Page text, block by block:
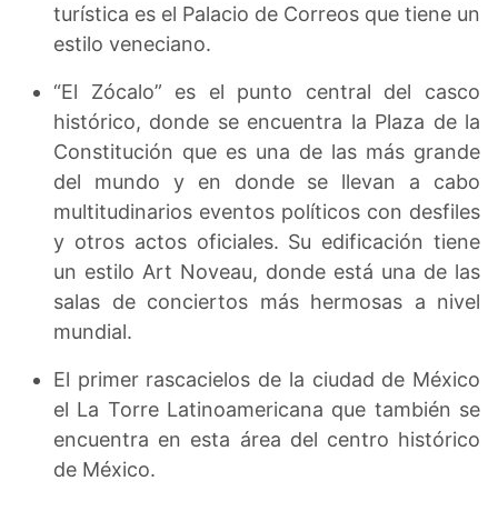
turística es el Palacio de Correos que tiene un
estilo veneciano.
“El Zócalo” es el punto central del casco
histórico, donde se encuentra la Plaza de la
Constitución que es una de las más grande
del mundo y en donde se llevan a cabo
multitudinarios eventos políticos con desfiles
y otros actos oficiales. Su edificación tiene
un estilo Art Noveau, donde está una de las
salas de conciertos más hermosas a nivel
mundial.
El primer rascacielos de la ciudad de México
el La Torre Latinoamericana que también se
encuentra en esta área del centro histórico
de México.